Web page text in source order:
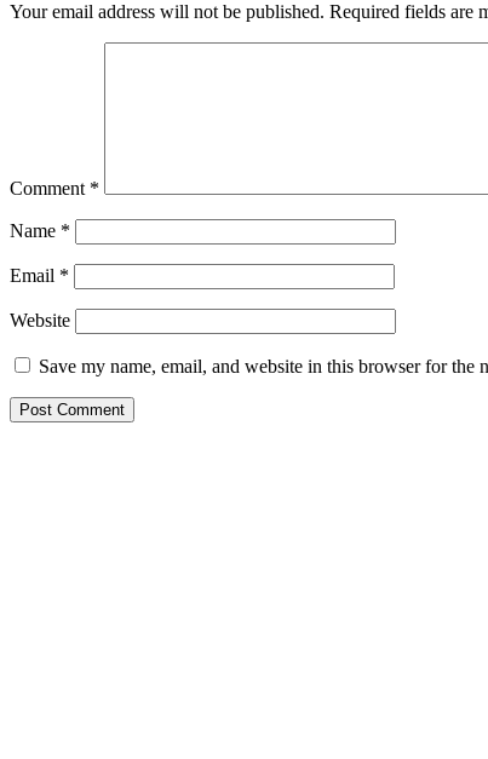
Your email address will not be published. Required fields are
Comment *
Name *
Email *
Website
Save my name, email, and website in this browser for the